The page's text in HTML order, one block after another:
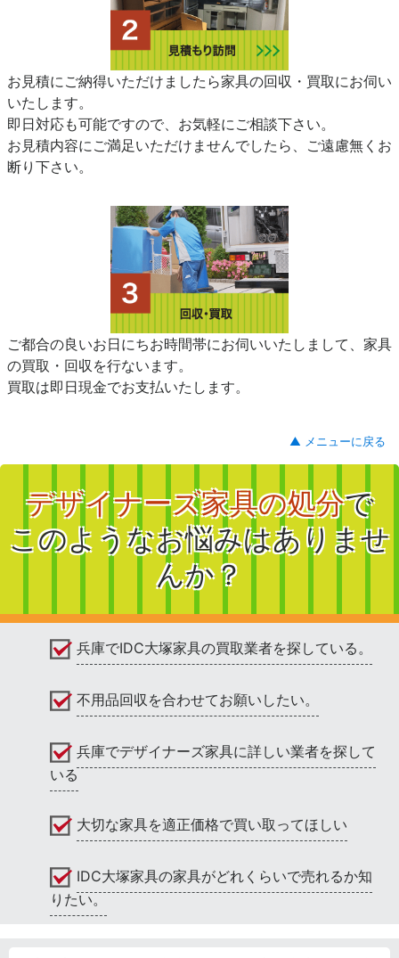
お見積にご納得いただけましたら家具の回収・買取にお伺い
いたします。
即日対応も可能ですので、お気軽にご相談下さい。
お見積内容にご満足いただけませんでしたら、ご遠慮無くお
断り下さい。
ご都合の良いお日にちお時間帯にお伺いいたしまして、家具
の買取・回収を行ないます。
買取は即日現金でお支払いたします。
▲ メニューに戻る
デザイナーズ家具の処分で
このようなお悩みはありませ
んか？
兵庫でIDC大塚家具の買取業者を探している。
不用品回収を合わせてお願いしたい。
兵庫でデザイナーズ家具に詳しい業者を探して
いる
大切な家具を適正価格で買い取ってほしい
IDC大塚家具の家具がどれくらいで売れるか知
りたい。